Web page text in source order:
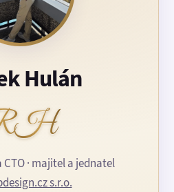
Hulán
· majitel a jednatel
s.r.o.